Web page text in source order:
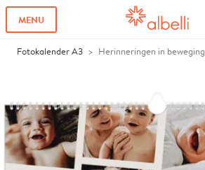
MENU
Fotokalender A3 Herinneringen in beweging